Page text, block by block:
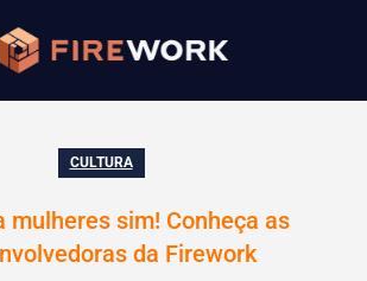
CULTURA
mulheres sim! Conheça as
da Firework